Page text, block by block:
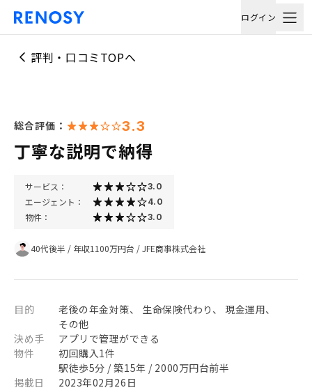
ログイン
評判・口コミTOPへ
総合評価： 3.3
丁寧な説明で納得
サービス： 3.0
エージェント： 4.0
物件： 3.0
40代後半 / 年収1100万円台 /JFE商事株式会社
目的
老後の年金対策、 生命保険代わり、 現金運用、
その他
決め手
アプリで管理ができる
物件
初回購入1件
駅徒歩5分 / 築15年 / 2000万円台前半
掲載日
2023年02月26日